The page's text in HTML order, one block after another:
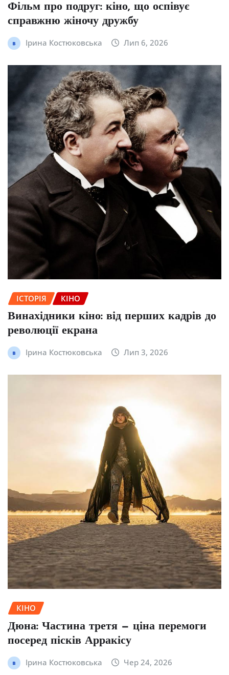
Фільм про подруг: кіно, що оспівує
справжню жіночу дружбу
Ірина Костюковська Лип 6, 2026
ІСТОРІЯ КІНО
Винахідники кіно: від перших кадрів до
революції екрана
Ірина Костюковська Лип 3, 2026
КІНО
Дюна: Частина третя — ціна перемоги
посеред пісків Арракісу
Ірина Костюковська Чер 24, 2026